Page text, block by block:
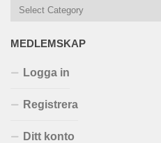
MEDLEMSKAP
Logga in
Registrera
Ditt konto